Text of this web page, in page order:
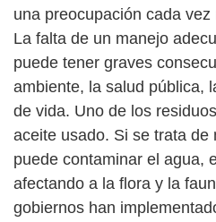
una preocupación cada
La falta de un manejo
puede tener graves
ambiente, la salud pública,
de vida. Uno de los
aceite usado. Si se trata de
puede contaminar el agua,
afectando a la flora y la
gobiernos han